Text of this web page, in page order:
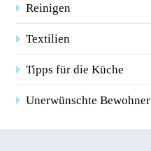
Reinigen
Textilien
Tipps für die Küche
Unerwünschte Bewohner